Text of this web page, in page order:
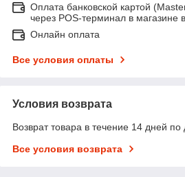
Оплата банковской картой
через POS-терминал в магазине
Онлайн оплата
Все условия оплаты
Условия возврата
Возврат товара в течение 14 дней по
Все условия возврата